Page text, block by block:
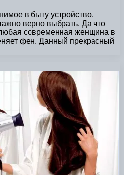
в быту устройство,
верно выбрать. Да что
современная женщина в
фен. Данный прекрасный